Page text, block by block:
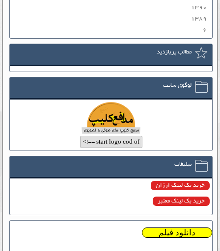
۱۳۹۰
۱۳۸۹
۶
مطالب پربازدید
لوگوی سایت
تبلیغات
خرید بک لینک ارزان
خرید بک لینک معتبر
دانلود فیلم